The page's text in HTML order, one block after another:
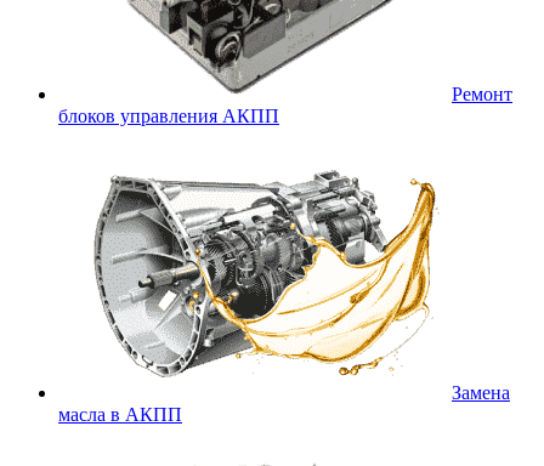
Ремонт
блоков управления АКПП
Замена
масла в АКПП